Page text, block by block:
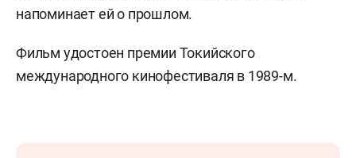
напоминает ей о прошлом.
Фильм удостоен премии Токийского
международного кинофестиваля в 1989-м.